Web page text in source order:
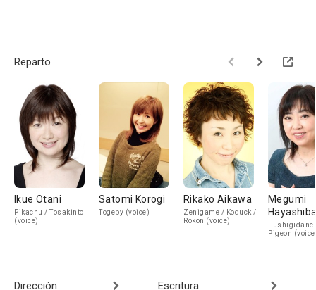
Reparto
Ikue Otani
Pikachu / Tosakinto
(voice)
Satomi Korogi
Togepy (voice)
Rikako Aikawa
Zenigame / Koduck /
Rokon (voice)
Megumi
Fushigidane
Pigeon
Dirección Escritura